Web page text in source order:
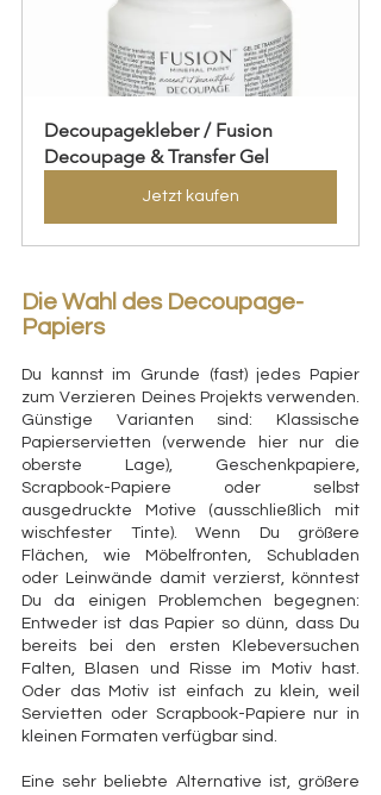
Decoupagekleber / Fusion
Decoupage & Transfer Gel
Jetzt kaufen
Die Wahl des Decoupage-
Papiers
Du kannst im Grunde (fast) jedes Papier
zum Verzieren Deines Projekts verwenden.
Günstige Varianten sind: Klassische
Papierservietten (verwende hier nur die
oberste Lage), Geschenkpapiere,
Scrapbook-Papiere oder selbst
ausgedruckte Motive (ausschließlich mit
wischfester Tinte). Wenn Du größere
Flächen, wie Möbelfronten, Schubladen
oder Leinwände damit verzierst, könntest
Du da einigen Problemchen begegnen:
Entweder ist das Papier so dünn, dass Du
bereits bei den ersten Klebeversuchen
Falten, Blasen und Risse im Motiv hast.
Oder das Motiv ist einfach zu klein, weil
Servietten oder Scrapbook-Papiere nur in
kleinen Formaten verfügbar sind.
Eine sehr beliebte Alternative ist, größere